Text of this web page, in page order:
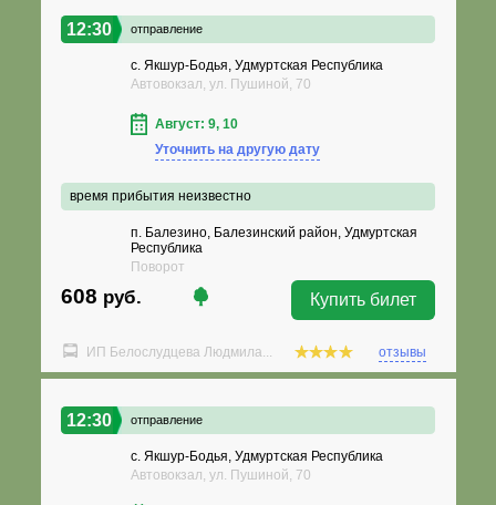
12:30 отправление
с. Якшур-Бодья, Удмуртская Республика
Автовокзал, ул. Пушиной, 70
Август: 9, 10
Уточнить на другую дату
время прибытия неизвестно
п. Балезино, Балезинский район, Удмуртская
Республика
Поворот
608 руб. Купить билет
ИП Белослудцева Людмила... отзывы
12:30 отправление
с. Якшур-Бодья, Удмуртская Республика
Автовокзал, ул. Пушиной, 70